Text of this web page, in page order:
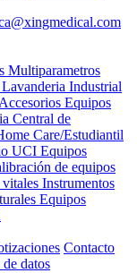
Multiparametros
Lavanderia Industrial
Accesorios Equipos
Central de
Care/Estudiantil
UCI Equipos
de equipos
vitales Instrumentos
Equipos
Contacto
datos